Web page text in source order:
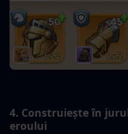
4. Construiește în
eroului